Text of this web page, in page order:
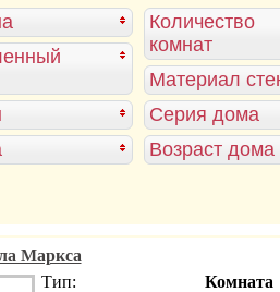
Количество
комнат
Материал
Серия дома
Возраст дома
Маркса
Тип:
Комната